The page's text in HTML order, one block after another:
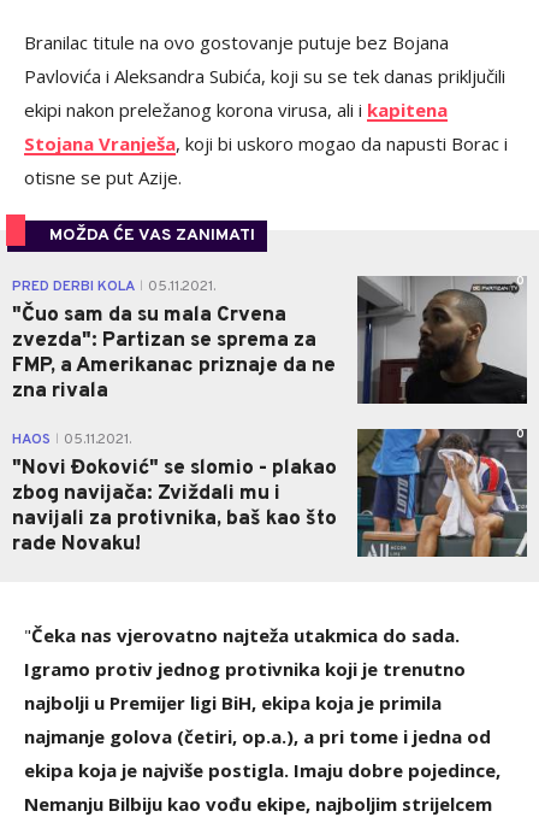
Branilac titule na ovo gostovanje putuje bez Bojana
Pavlovića i Aleksandra Subića, koji su se tek danas priključili
ekipi nakon preležanog korona virusa, ali i kapitena
Stojana Vranješa, koji bi uskoro mogao da napusti Borac i
otisne se put Azije.
MOŽDA ĆE VAS ZANIMATI
PRED DERBI KOLA 05.11.2021.
"Čuo sam da su mala Crvena
zvezda": Partizan se sprema za
FMP, a Amerikanac priznaje da ne
zna rivala
0
HAOS 05.11.2021.
"Novi Đoković" se slomio - plakao
zbog navijača: Zviždali mu i
navijali za protivnika, baš kao što
rade Novaku!
0
"Čeka nas vjerovatno najteža utakmica do sada.
Igramo protiv jednog protivnika koji je trenutno
najbolji u Premijer ligi BiH, ekipa koja je primila
najmanje golova (četiri, op.a.), a pri tome i jedna od
ekipa koja je najviše postigla. Imaju dobre pojedince,
Nemanju Bilbiju kao vođu ekipe, najboljim strijelcem